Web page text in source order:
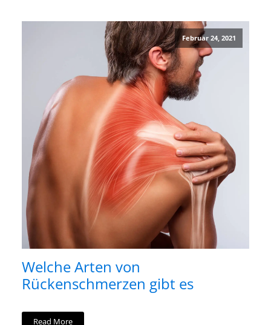
Februar 24, 2021
Welche Arten von
Rückenschmerzen gibt es
Read More